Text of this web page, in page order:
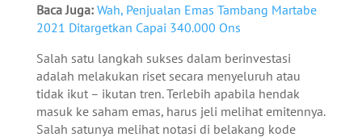
Baca Juga: Wah, Penjualan Emas Tambang Martabe
2021 Ditargetkan Capai 340.000 Ons
Salah satu langkah sukses dalam berinvestasi
adalah melakukan riset secara menyeluruh atau
tidak ikut – ikutan tren. Terlebih apabila hendak
masuk ke saham emas, harus jeli melihat emitennya.
Salah satunya melihat notasi di belakang kode